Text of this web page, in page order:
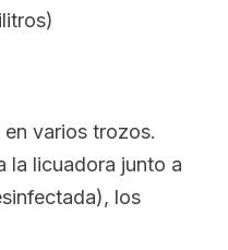
varios trozos.
la licuadora junto a
los